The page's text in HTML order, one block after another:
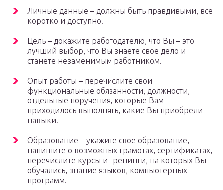
Личные данные – должны быть правдивыми, все
коротко и доступно.
Цель – докажите работодателю, что Вы – это
лучший выбор, что Вы знаете свое дело и
станете незаменимым работником.
Опыт работы – перечислите свои
функциональные обязанности, должности,
отдельные поручения, которые Вам
приходилось выполнять, какие Вы приобрели
навыки.
Образование – укажите свое образование,
напишите о возможных грамотах, сертификатах,
перечислите курсы и тренинги, на которых Вы
обучались, знание языков, компьютерных
программ.